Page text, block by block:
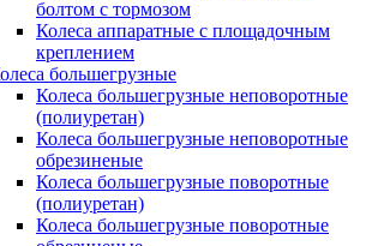
болтом с тормозом
Колеса аппаратные с площадочным
креплением
большегрузные
Колеса большегрузные неповоротные
(полиуретан)
Колеса большегрузные неповоротные
обрезиненые
Колеса большегрузные поворотные
(полиуретан)
Колеса большегрузные поворотные